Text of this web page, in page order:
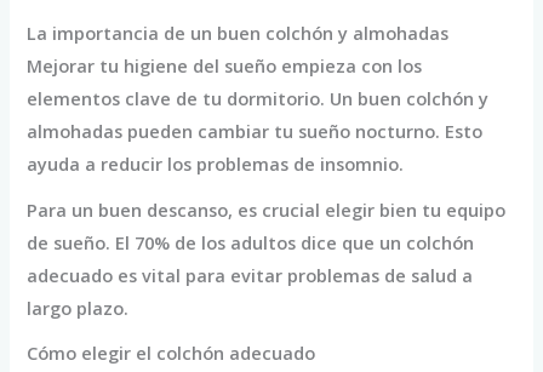
La importancia de un buen colchón y almohadas
Mejorar tu higiene del sueño empieza con los
elementos clave de tu dormitorio. Un buen colchón y
almohadas pueden cambiar tu sueño nocturno. Esto
ayuda a reducir los problemas de insomnio.
Para un buen descanso, es crucial elegir bien tu equipo
de sueño. El 70% de los adultos dice que un colchón
adecuado es vital para evitar problemas de salud a
largo plazo.
Cómo elegir el colchón adecuado